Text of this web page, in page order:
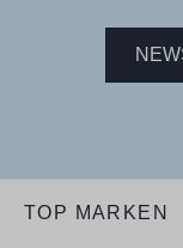
TOP MARKEN